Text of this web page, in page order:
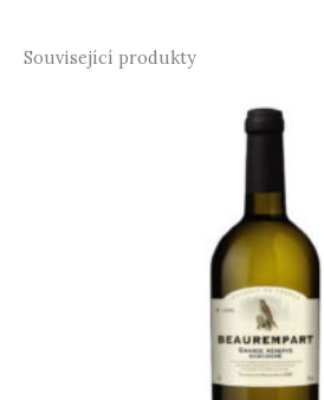
Související produkty